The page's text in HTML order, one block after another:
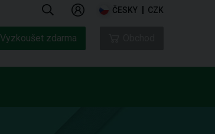
ČESKY CZK
Vyzkoušet zdarma